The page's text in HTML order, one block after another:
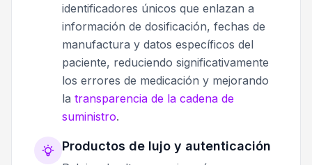
identificadores únicos que enlazan a
información de dosificación, fechas de
manufactura y datos específicos del
paciente, reduciendo significativamente
los errores de medicación y mejorando
la transparencia de la cadena de
suministro.
Productos de lujo y autenticación